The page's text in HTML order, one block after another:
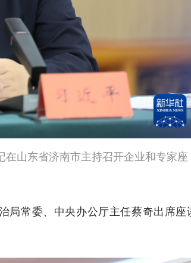
在山东省济南市主持召开企业和专家座
局常委、中央办公厅主任蔡奇出席座